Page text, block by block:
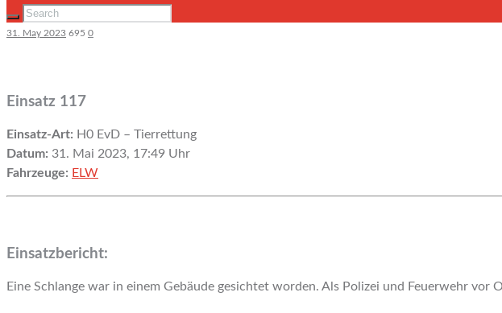
31. May 2023 695 0
Einsatz 117
Einsatz-Art: H0 EvD – Tierrettung
Datum: 31. Mai 2023, 17:49 Uhr
Fahrzeuge: ELW
Einsatzbericht:
Eine Schlange war in einem Gebäude gesichtet worden. Als Polizei und Feuerwehr vor